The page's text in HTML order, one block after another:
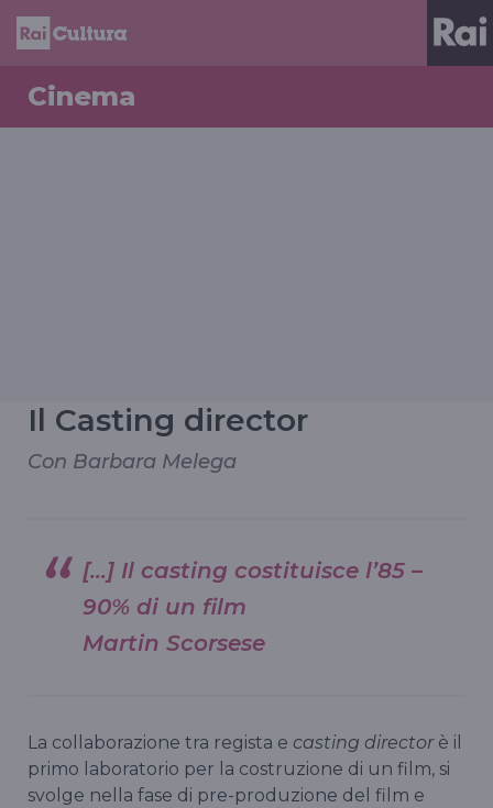
Cinema
Il Casting director
Con Barbara Melega
[…] Il casting costituisce l’85 –
90% di un film
Martin Scorsese
La collaborazione tra regista e casting directorè il
primo laboratorio per la costruzione di un film, si
svolge nella fase di pre-produzione del film e